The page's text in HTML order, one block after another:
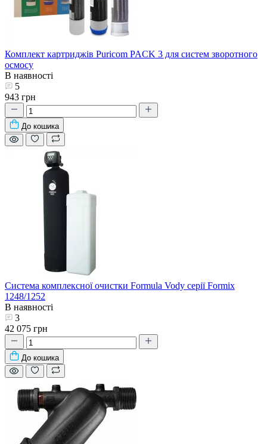
Комплект картриджів Puricom PACK 3 для систем зворотного
осмосу
В наявності
5
943 грн
До кошика
Система комплексної очистки Formula Vody серії Formix
1248/1252
В наявності
3
42 075 грн
До кошика